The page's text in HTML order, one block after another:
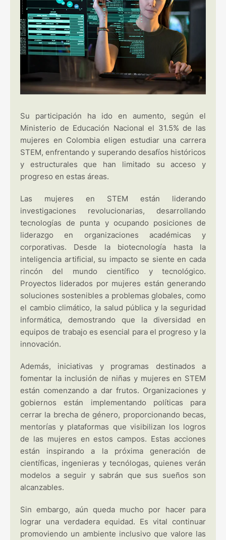
Su participación ha ido en aumento, según el
Ministerio de Educación Nacional el 31.5% de las
mujeres en Colombia eligen estudiar una carrera
STEM, enfrentando y superando desafíos históricos
y estructurales que han limitado su acceso y
progreso en estas áreas.
Las mujeres en STEM están liderando
investigaciones revolucionarias, desarrollando
tecnologías de punta y ocupando posiciones de
liderazgo en organizaciones académicas y
corporativas. Desde la biotecnología hasta la
inteligencia artificial, su impacto se siente en cada
rincón del mundo científico y tecnológico.
Proyectos liderados por mujeres están generando
soluciones sostenibles a problemas globales, como
el cambio climático, la salud pública y la seguridad
informática, demostrando que la diversidad en
equipos de trabajo es esencial para el progreso y la
innovación.
Además, iniciativas y programas destinados a
fomentar la inclusión de niñas y mujeres en STEM
están comenzando a dar frutos. Organizaciones y
gobiernos están implementando políticas para
cerrar la brecha de género, proporcionando becas,
mentorías y plataformas que visibilizan los logros
de las mujeres en estos campos. Estas acciones
están inspirando a la próxima generación de
científicas, ingenieras y tecnólogas, quienes verán
modelos a seguir y sabrán que sus sueños son
alcanzables.
Sin embargo, aún queda mucho por hacer para
lograr una verdadera equidad. Es vital continuar
promoviendo un ambiente inclusivo que valore las